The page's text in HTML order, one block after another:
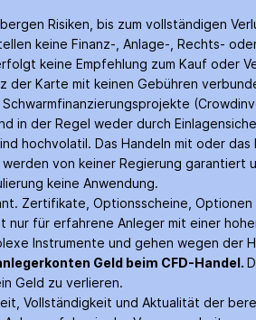
Risiken, bis zum voll­ständigen
keine Finanz-, Anlage-, Rechts-
keine Empfehlung zum Kauf oder
der Karte mit keinen Gebühren
in der Regel weder durch
hochvolatil. Das Handeln mit oder
von keiner Regierung garantiert
keine Anwendung.
Zertifikate, Options­scheine,
nur für erfahrene Anleger mit einer
Instrumente und gehen wegen der
Geld beim CFD-Handel.
Geld zu verlieren.
Vollständigkeit und Aktualität der